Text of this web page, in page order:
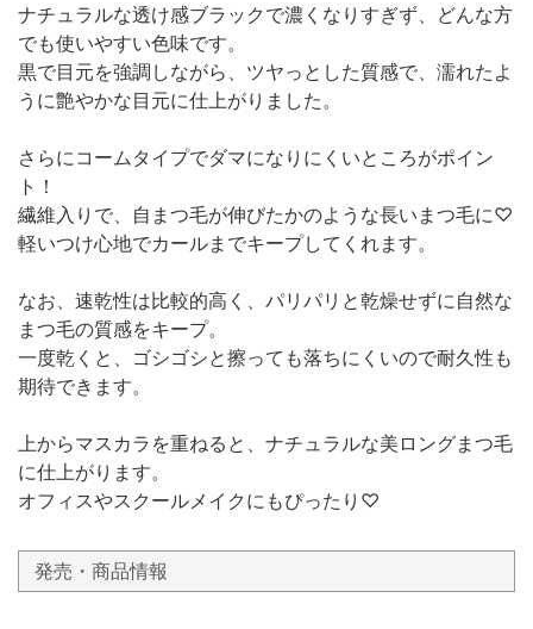
ナチュラルな透け感ブラックで濃くなりすぎず、どんな方
でも使いやすい色味です。
黒で目元を強調しながら、ツヤっとした質感で、濡れたよ
うに艶やかな目元に仕上がりました。
さらにコームタイプでダマになりにくいところがポイン
ト！
繊維入りで、自まつ毛が伸びたかのような長いまつ毛に♡
軽いつけ心地でカールまでキープしてくれます。
なお、速乾性は比較的高く、パリパリと乾燥せずに自然な
まつ毛の質感をキープ。
一度乾くと、ゴシゴシと擦っても落ちにくいので耐久性も
期待できます。
上からマスカラを重ねると、ナチュラルな美ロングまつ毛
に仕上がります。
オフィスやスクールメイクにもぴったり♡
発売・商品情報